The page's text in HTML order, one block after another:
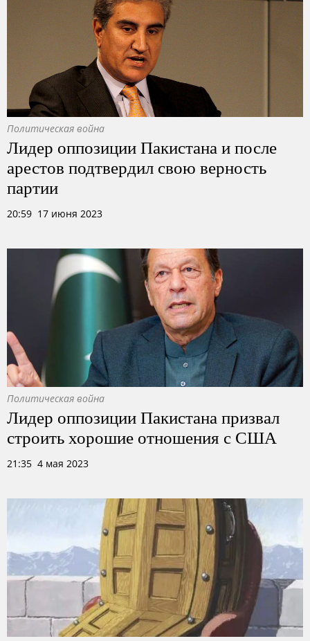
Политическая война
Лидер оппозиции Пакистана и после
арестов подтвердил свою верность
партии
20:59 17 июня 2023
Политическая война
Лидер оппозиции Пакистана призвал
строить хорошие отношения с США
21:35 4 мая 2023